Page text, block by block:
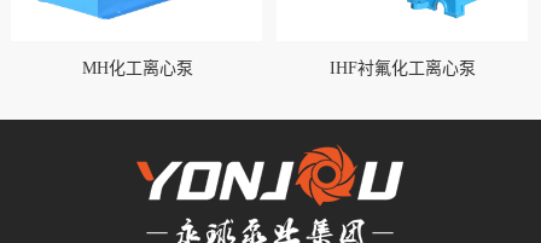
MH化工离心泵 IHF衬氟化工离心泵